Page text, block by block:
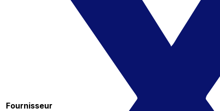
Fournisseur